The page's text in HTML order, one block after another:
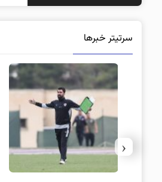
سرتیتر خبرها
‹